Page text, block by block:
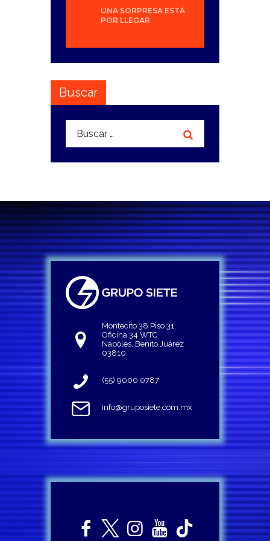
UNA SORPRESA ESTÁ
POR LLEGAR
Buscar
Buscar:
Montecito 38 Piso 31
Oficina 34 WTC
Napoles, Benito Juárez
03810
(55) 9000 0787
info@gruposiete.com.mx